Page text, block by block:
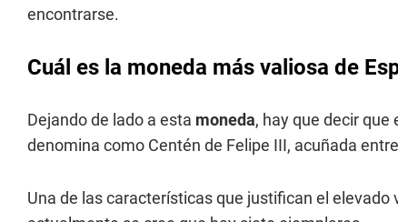
encontrarse.
Cuál es la moneda más valiosa de
Dejando de lado a esta moneda, hay que decir que
denomina como Centén de Felipe III, acuñada
Una de las características que justifican el elevado